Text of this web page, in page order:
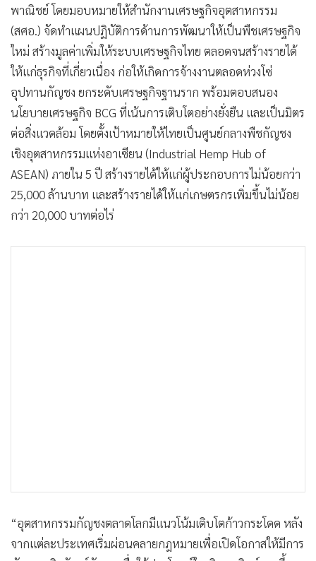
• หุ้น
• อินโดจีน
• กองทุนรวม
• Celeb Online
• Factcheck
• ญี่ปุ่น
• News1
• Gotomanager
พาณิชย์ โดยมอบหมายให้สำนักงานเศรษฐกิจอุตสาหกรรม
(สศอ.) จัดทำแผนปฏิบัติการด้านการพัฒนาให้เป็นพืชเศรษฐกิจ
ใหม่ สร้างมูลค่าเพิ่มให้ระบบเศรษฐกิจไทย ตลอดจนสร้างรายได้
ให้แก่ธุรกิจที่เกี่ยวเนื่อง ก่อให้เกิดการจ้างงานตลอดห่วงโซ่
อุปทานกัญชง ยกระดับเศรษฐกิจฐานราก พร้อมตอบสนอง
นโยบายเศรษฐกิจ BCG ที่เน้นการเติบโตอย่างยั่งยืน และเป็นมิตร
ต่อสิ่งแวดล้อม โดยตั้งเป้าหมายให้ไทยเป็นศูนย์กลางพืชกัญชง
เชิงอุตสาหกรรมแห่งอาเซียน (Industrial Hemp Hub of
ASEAN) ภายใน 5 ปี สร้างรายได้ให้แก่ผู้ประกอบการไม่น้อยกว่า
25,000 ล้านบาท และสร้างรายได้ให้แก่เกษตรกรเพิ่มขึ้นไม่น้อย
กว่า 20,000 บาทต่อไร่
“อุตสาหกรรมกัญชงตลาดโลกมีแนวโน้มเติบโตก้าวกระโดด หลัง
จากแต่ละประเทศเริ่มผ่อนคลายกฎหมายเพื่อเปิดโอกาสให้มีการ